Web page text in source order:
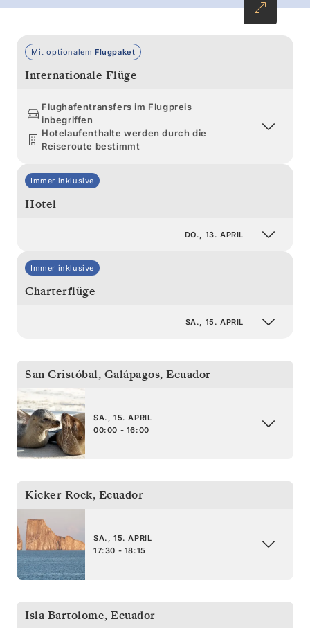
Mit optionalem Flugpaket
Internationale Flüge
Flughafentransfers im Flugpreis
inbegriffen
Hotelaufenthalte werden durch die
Reiseroute bestimmt
Immer inklusive
Hotel
DO., 13. APRIL
Immer inklusive
Charterflüge
SA., 15. APRIL
San Cristóbal, Galápagos, Ecuador
SA., 15. APRIL
00:00 - 16:00
Kicker Rock, Ecuador
SA., 15. APRIL
17:30 - 18:15
Isla Bartolome, Ecuador